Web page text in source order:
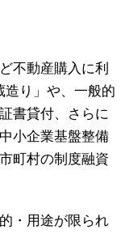
不動産購入に利
り」や、一般的
書貸付、さらに
小企業基盤整備
町村の制度融資
・用途が限られ